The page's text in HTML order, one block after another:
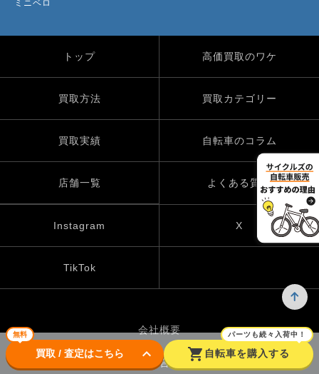
無料
買取 / 査定はこちら keyboard_arrow_down shopping_cart
パーツも続々入荷中！
自転車を購入する
ミニベロ
トップ 高価買取のワケ
買取方法 買取カテゴリー
買取実績 自転車のコラム
店舗一覧 よくある質問
Instagram X
TikTok
会社概要
お問い合わせ